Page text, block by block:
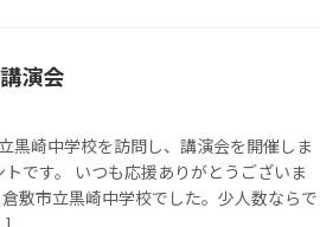
演会
黒崎中学校を訪問し、講演会を開催しま
です。 いつも応援ありがとうございま
敷市立黒崎中学校でした。少人数ならで